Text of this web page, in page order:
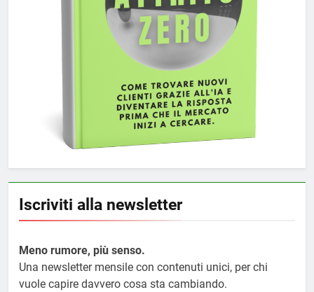
Iscriviti alla newsletter
Meno rumore, più senso.
Una newsletter mensile con contenuti unici, per chi
vuole capire davvero cosa sta cambiando.